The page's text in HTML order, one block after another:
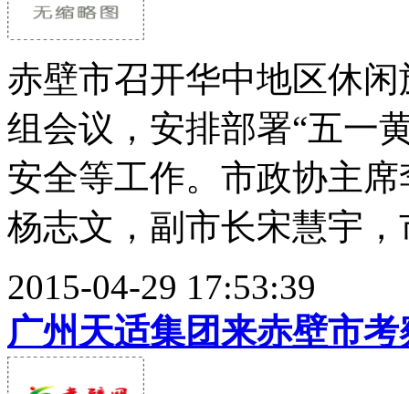
赤壁市召开华中地区休
组会议，安排部署“五一
安全等工作。市政协主
杨志文，副市长宋慧宇，
2015-04-29 17:53:39
广州天适集团来赤壁市